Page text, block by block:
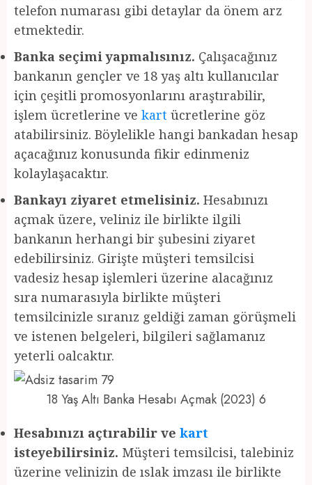
telefon numarası gibi detaylar da önem arz
etmektedir.
Banka seçimi yapmalısınız. Çalışacağınız
bankanın gençler ve 18 yaş altı kullanıcılar
için çeşitli promosyonlarını araştırabilir,
işlem ücretlerine ve kart ücretlerine göz
atabilirsiniz. Böylelikle hangi bankadan hesap
açacağınız konusunda fikir edinmeniz
kolaylaşacaktır.
Bankayı ziyaret etmelisiniz. Hesabınızı
açmak üzere, veliniz ile birlikte ilgili
bankanın herhangi bir şubesini ziyaret
edebilirsiniz. Girişte müşteri temsilcisi
vadesiz hesap işlemleri üzerine alacağınız
sıra numarasıyla birlikte müşteri
temsilcinizle sıranız geldiği zaman görüşmeli
ve istenen belgeleri, bilgileri sağlamanız
yeterli oalcaktır.
18 Yaş Altı Banka Hesabı Açmak (2023) 6
Hesabınızı açtırabilir ve kart
isteyebilirsiniz. Müşteri temsilcisi, talebiniz
üzerine velinizin de ıslak imzası ile birlikte